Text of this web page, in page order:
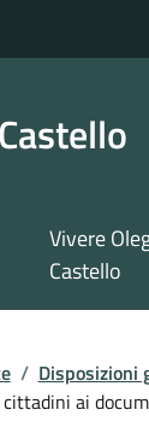
Vivere
Castello
/ Disposizioni
cittadini ai